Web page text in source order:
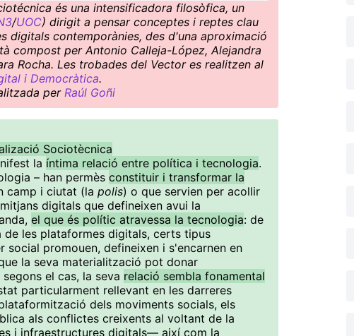
és una intensificadora filosòfica, un
/UOC) dirigit a pensar conceptes i reptes clau
digitals contemporànies, des d'una aproximació
compost per Antonio Calleja-López, Alejandra
Rocha. Les trobades del Vector es realitzen al
i Democràtica.
perRaúl Goñi
Sociotècnica
la íntima relació entre política i tecnologia.
– han permès constituir i transformar la
camp i ciutat (la polis) o que servien per acollir
digitals que defineixen avui la
el que és polític atravessa la tecnologia: de
les plataformes digitals, certs tipus
promouen, defineixen i s'encarnen en
la seva materialització pot donar
el cas, la seva relació sembla fonamental
particularment rellevant en les darreres
dels moviments socials, els
als conflictes creixents al voltant de la
i infraestructures digitals— així com la